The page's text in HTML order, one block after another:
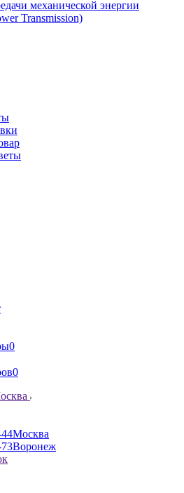
механической энергии
Transmission)
0
0
Москва
Воронеж